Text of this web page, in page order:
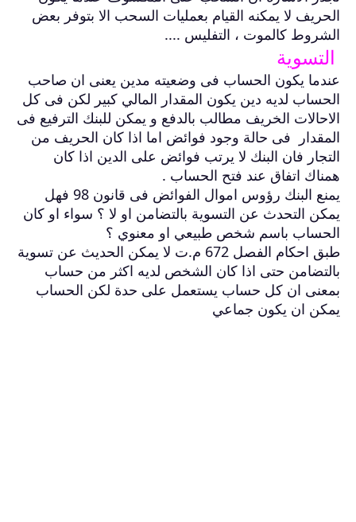
الحريف لا يمكنه القيام بعمليات السحب الا بتوفر بعض
الشروط كالموت ، التفليس ....
التسوية
عندما يكون الحساب فى وضعيته مدين يعنى ان صاحب
الحساب لديه دين يكون المقدار المالي كبير لكن فى كل
الاحالات الخريف مطالب بالدفع و يمكن للبنك الترفيع فى
المقدار فى حالة وجود فوائض اما اذا كان الحريف من
التجار فان البنك لا يرتب فوائض على الدين اذا كان
همناك اتفاق عند فتح الحساب .
يمنع البنك رؤوس اموال الفوائض فى قانون 98 فهل
يمكن التحدث عن التسوية بالتضامن او لا ؟ سواء او كان
الحساب باسم شخص طبيعي او معنوي ؟
طبق احكام الفصل 672 م.ت لا يمكن الحديث عن تسوية
بالتضامن حتى اذا كان الشخص لديه اكثر من حساب
بمعنى ان كل حساب يستعمل على حدة لكن الحساب
يمكن ان يكون جماعي